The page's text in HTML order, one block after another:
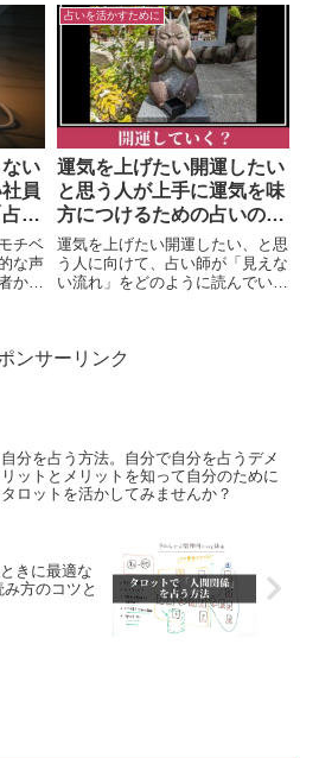
タロ
的な
、ご
ー
会全体が止まり、受注していた仕
事の納品期限を確認するために取
引先へ電話をしてもつながらなか
った。社員の出社も一時ストッ
い
員
ー
チベ
な声
から
知識
占いを活かすために
運気を上げたい開運したい
と思う人が上手に運気を味
方につけるための占いの活
かし方
運気を上げたい開運したい、と思
う人に向けて、占い師が「見えな
い流れ」をどのように読んでい
願う占い師が運気や開運をテーマ
ンサーリンク
自分を占う方法。自分で自分を占うデメ
リットとメリットを知って自分のために
タロットを活かしてみませんか？
きに最適な
方のコツと